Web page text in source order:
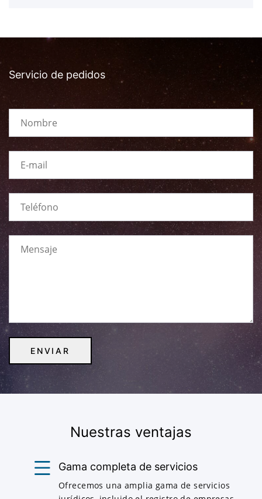
Servicio de pedidos
Nuestras ventajas
Gama completa de servicios
Ofrecemos una amplia gama de servicios